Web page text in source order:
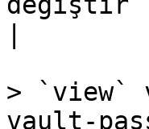
> `view`
vault-